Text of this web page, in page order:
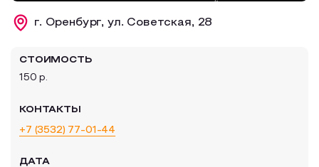
Образовательный туризм
г. Оренбург, ул. Советская, 28
СТОИМОСТЬ
150 р.
КОНТАКТЫ
+7 (3532) 77-01-44
ДАТА